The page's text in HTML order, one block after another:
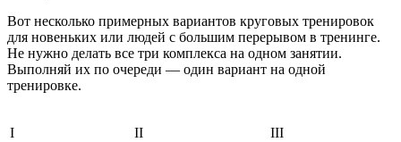
Вот несколько примерных вариантов круговых тренировок
для новеньких или людей с большим перерывом в тренинге.
Не нужно делать все три комплекса на одном занятии.
Выполняй их по очереди — один вариант на одной
тренировке.
I II III